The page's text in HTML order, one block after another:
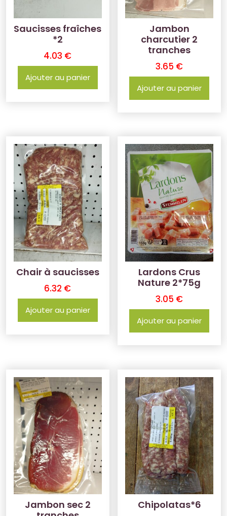
Saucisses fraîches
*2
4.03 €
Ajouter au panier
Jambon
charcutier 2
tranches
3.65 €
Ajouter au panier
Chair à saucisses
6.32 €
Ajouter au panier
Lardons Crus
Nature 2*75g
3.05 €
Ajouter au panier
Jambon sec 2
Chipolatas*6